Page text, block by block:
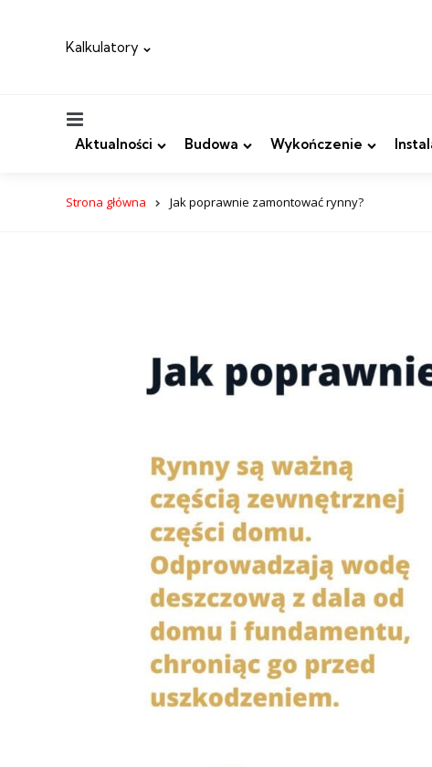
Kalkulatory
Aktualności Budowa Wykończenie
Strona główna Jak poprawnie zamontować rynny?